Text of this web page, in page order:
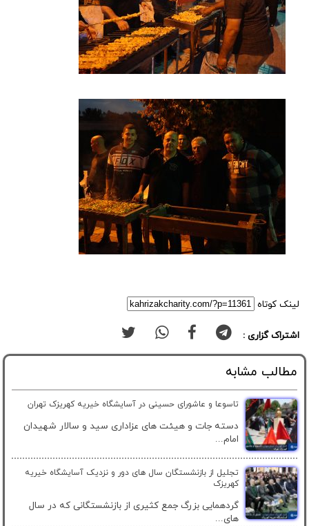
لینک کوتاه
اشتراک گزاری :
مطالب مشابه
تاسوعا و عاشورای حسینی در آسایشگاه خیریه کهریزک تهران
دسته جات و هیئت های عزاداری سید و سالار شهیدان
امام...
تجلیل از بازنشستگان سال های دور و نزدیک آسایشگاه خیریه
کهریزک
گردهمایی بزرگ جمع کثیری از بازنشستگانی که در سال
های...